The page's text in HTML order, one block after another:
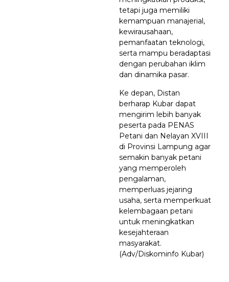
tetapi juga memiliki
kemampuan manajerial,
kewirausahaan,
pemanfaatan teknologi,
serta mampu beradaptasi
dengan perubahan iklim
dan dinamika pasar.
Ke depan, Distan
berharap Kubar dapat
mengirim lebih banyak
peserta pada PENAS
Petani dan Nelayan XVIII
di Provinsi Lampung agar
semakin banyak petani
yang memperoleh
pengalaman,
memperluas jejaring
usaha, serta memperkuat
kelembagaan petani
untuk meningkatkan
kesejahteraan
masyarakat.
(Adv/Diskominfo Kubar)